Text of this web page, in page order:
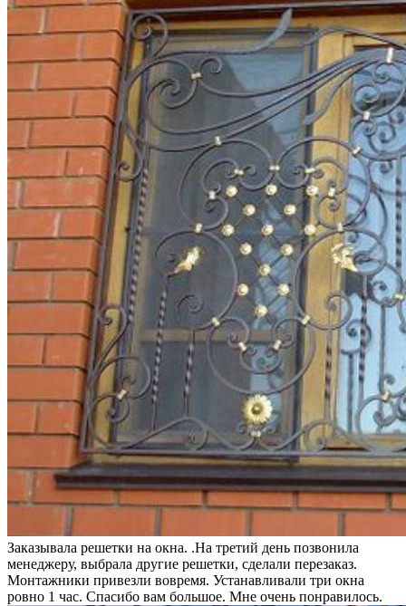
Заказывала решетки на окна. .На третий день позвонила
менеджеру, выбрала другие решетки, сделали перезаказ.
Монтажники привезли вовремя. Устанавливали три окна
ровно 1 час. Спасибо вам большое. Мне очень понравилось.